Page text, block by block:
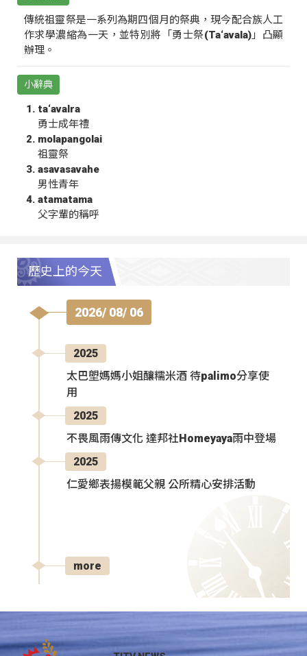
傳統祖靈祭是一系列為期四個月的祭典，現今配合族人工
作求學濃縮為一天，並特別將「勇士祭(Ta‘avala)」凸顯
辦理。
小辭典
ta‘avalra
勇士成年禮
molapangolai
祖靈祭
asavasavahe
男性青年
atamatama
父字輩的稱呼
歷史上的今天
2026/ 08/ 06
2025
太巴塱媽媽小姐釀糯米酒 待palimo分享使
用
2025
不畏風雨傳文化 達邦社Homeyaya雨中登場
2025
仁愛鄉表揚模範父親 公所精心安排活動
more